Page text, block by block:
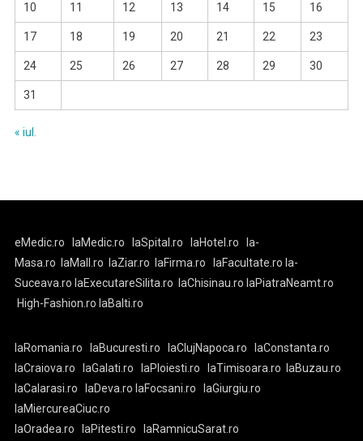
10 11 12 13 14 15 16
17 18 19 20 21 22 23
24 25 26 27 28 29 30
31
« iul.
eMedic.ro laMedic.ro laSpital.ro laHotel.ro
la-
Masa.ro
laMall.ro laZiar.ro laFirma.ro laFacultate.ro la-
Suceava.ro laExecutareSilita.ro laChisinau.ro laPiatraNeamt.ro
High-Fashion.ro laBalti.ro
laRomania.ro laBucuresti.ro laClujNapoca.ro
laConstanta.ro
laCraiova.ro
laGalati.ro laPloiesti.ro laTimisoara.ro
laBuzau.ro
laCalarasi.ro
laDeva.ro laFocsani.ro
laGiurgiu.ro
laMiercureaCiuc.ro
laOradea.ro
laPitesti.ro laRamnicuSarat.ro